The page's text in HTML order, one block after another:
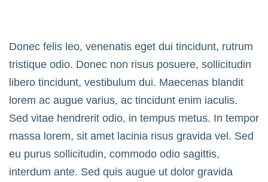
Donec felis leo, venenatis eget dui tincidunt, rutrum
tristique odio. Donec non risus posuere, sollicitudin
libero tincidunt, vestibulum dui. Maecenas blandit
lorem ac augue varius, ac tincidunt enim iaculis.
Sed vitae hendrerit odio, in tempus metus. In tempor
massa lorem, sit amet lacinia risus gravida vel. Sed
eu purus sollicitudin, commodo odio sagittis,
interdum ante. Sed quis augue ut dolor gravida